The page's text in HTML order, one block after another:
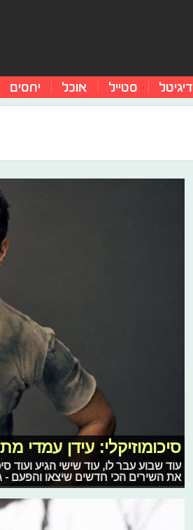
דיגיטל סטייל אוכל יחסים
סיכומוזיקלי: עידן עמדי
עוד שבוע עבר לו, עוד שישי הגיע ועוד
את השירים הכי חדשים שיצאו והפעם -